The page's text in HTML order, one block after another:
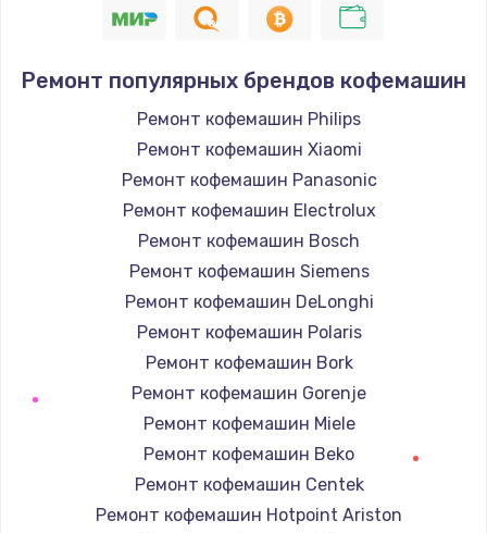
Ремонт популярных брендов кофемашин
Ремонт кофемашин Philips
Ремонт кофемашин Xiaomi
Ремонт кофемашин Panasonic
Ремонт кофемашин Electrolux
Ремонт кофемашин Bosch
Ремонт кофемашин Siemens
Ремонт кофемашин DeLonghi
Ремонт кофемашин Polaris
Ремонт кофемашин Bork
Ремонт кофемашин Gorenje
Ремонт кофемашин Miele
Ремонт кофемашин Beko
Ремонт кофемашин Centek
Ремонт кофемашин Hotpoint Ariston